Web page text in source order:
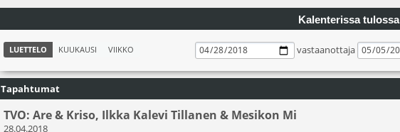
Kalenterissa tulossa
LUETTELO KUUKAUSI VIIKKO vastaanottaja
Tapahtumat
TVO: Are & Kriso, Ilkka Kalevi Tillanen & Mesikon Mi
28.04.2018